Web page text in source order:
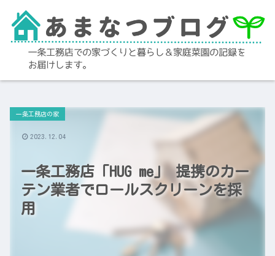
一条工務店「HUG me」 提携のカー
テン業者でロールスクリーンを採
用
一条工務店の家
2023.12.04